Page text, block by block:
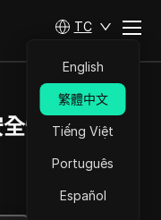
TC
English
繁體中文
Tiếng Việt
Português
Español
快速解鎖網